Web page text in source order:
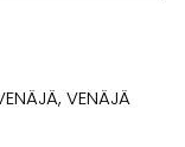
VENÄJÄ